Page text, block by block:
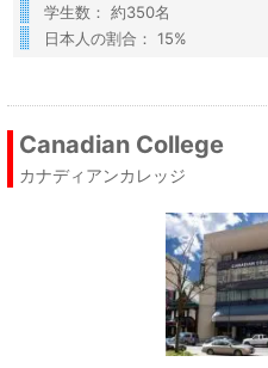
学生数： 約350名
日本人の割合： 15%
Canadian College
カナディアンカレッジ